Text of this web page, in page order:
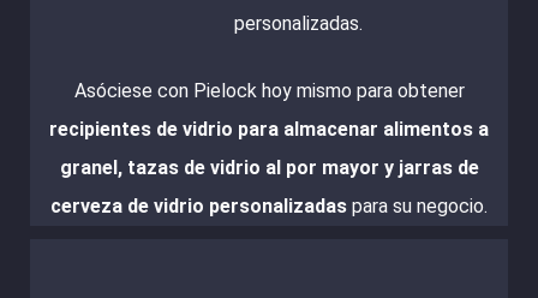
personalizadas.
Asóciese con Pielock hoy mismo para obtener
recipientes de vidrio para almacenar alimentos a
granel, tazas de vidrio al por mayor y jarras de
cerveza de vidrio personalizadas para su negocio.